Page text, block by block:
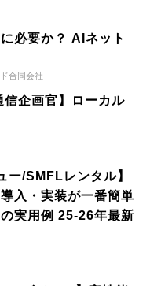
必要か？ AIネット
合同会社
信企画官】ローカル
ー/SMFLレンタル】
入・実装が一番簡単
実用例 25-26年最新